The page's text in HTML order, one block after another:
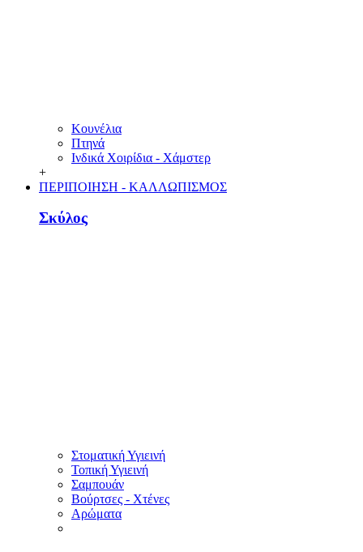
Κουνέλια
Πτηνά
Ινδικά Χοιρίδια - Χάμστερ
+
ΠΕΡΙΠΟΙΗΣΗ - ΚΑΛΛΩΠΙΣΜΟΣ
Σκύλος
Στοματική Υγιεινή
Τοπική Υγιεινή
Σαμπουάν
Βούρτσες - Χτένες
Αρώματα